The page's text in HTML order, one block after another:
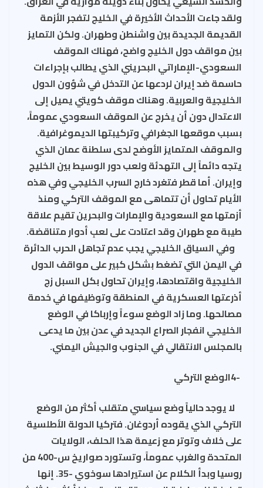
ولقد جاءت الأحداث الأخيرة في الخليج لتفجر الأزمة
القديمة الجديدة بين واشنطن وطهران. ولكن التمايز
بين مواقف دول الخليج واضح، فهناك الموقف
السعودي-الإماراتي البحريني الذي يطالب بإجراءات
حاسمة ضد إيران لردعها عن التدخل في شؤون الدول
الخليجية والعربية. وهناك موقف كويتي يميل إلى
الاعتدال دون أن يخرج عن الموقف السعودي عموماً،
بسبب موقعها الجغرافي وتركيبتها الديموغرافية.
والموقف المتمايز الأوضح لدى سلطنة عمان الذي
يتجه دائماً إلى التهدئة ولعب دور الوسيط بين الخليج
وإيران. أما قطر فتغرد خارج السرب الخليجي وفي هذه
الأيام تحاول أن تتماهى مع الموقف التركي ومنذ
أزمتها مع السعودية والإمارات والبحرين تقيم علاقة
طيبة مع طهران وقد اعتادت على لعبِ أدوار متناقضة.
وفي السياق الخليجي يجب عدم تجاهل الحرب الدائرة
في اليمن التي تضغط بشكل كبير على مواقف الدول
الخليجية واقتصادها، وإيران تحاول بكل السبل زج
أذرعتها العسكرية في المنطقة وتوظيفها في خدمة
مصالحها. وما زاد الوضع سوءاً وإرباكا في الوضع
الخليجي انفجار الصراع الجديد في عدن بين ما يدعى
بالمجلس الانتقالي في الجنوب والجيش اليمني.
-4الوضع التركي
لا يوجد حالياً وضع سياسي متقلب أكثر من الوضع
التركي الذي يقوده أردوغان. فتركيا الدولة الأطلسية
على خلاف وتوتر مع زعيمة هذا الحلف، الولايات
المتحدة والغرب عموماً، وتستورد صواريخ س-400 من
روسيا وبدأ الكلام عن استيرادها سوخوي -35. إنها